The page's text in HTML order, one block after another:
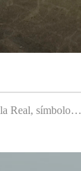
Real, símbolo…